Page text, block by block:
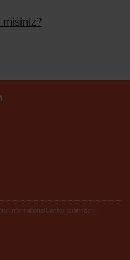
International Center tarafından